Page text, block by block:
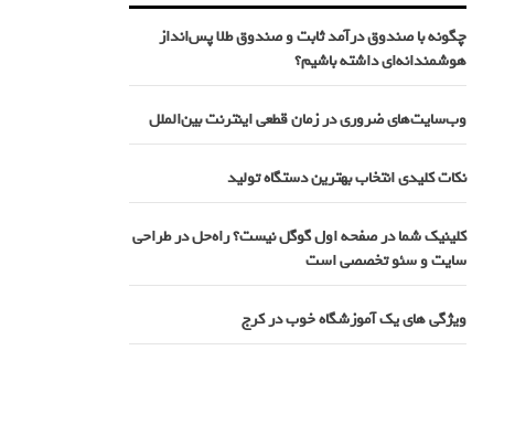
چگونه با صندوق درآمد ثابت و صندوق طلا پس‌انداز
هوشمندانه‌ای داشته باشیم؟
وب‌سایت‌های ضروری در زمان قطعی اینترنت بین‌الملل
نکات کلیدی انتخاب بهترین دستگاه تولید
کلینیک شما در صفحه اول گوگل نیست؟ راه‌حل در طراحی
سایت و سئو تخصصی است
ویژگی های یک آموزشگاه خوب در کرج